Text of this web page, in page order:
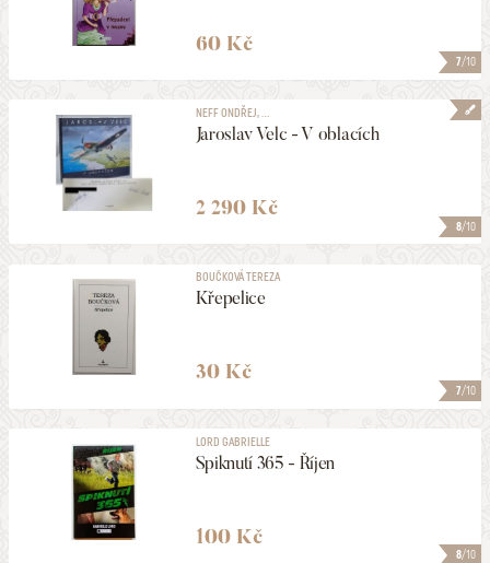
7/10
60 Kč
8/10
NEFF ONDŘEJ, ...
Jaroslav Velc - V oblacích
2 290 Kč
7/10
BOUČKOVÁ TEREZA
Křepelice
30 Kč
8/10
LORD GABRIELLE
Spiknutí 365 - Říjen
100 Kč